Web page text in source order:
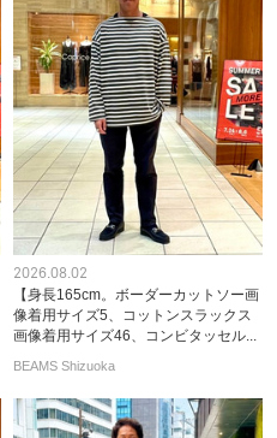
2026.08.02
【身長165cm。ボーダーカットソー画
像着用サイズ5、コットンスラックス
画像着用サイズ46、コンビタッセル...
BEAMS Shizuoka